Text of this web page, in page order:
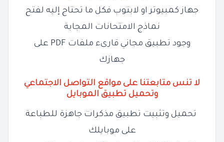
جهاز كمبيوتر او لابتوب فكل ما تحتاج إليه لفتح
نماذج الامتحانات المجابة
وجود تطبيق مجاني قارىء ملفات PDF على
جهازك
لا تنس متابعتنا على مواقع التواصل الاجتماعي
وتحميل تطبيق الموبايل
تحميل وتثبيت تطبيق مذكرات جاهزة للطباعة
على موبايلك